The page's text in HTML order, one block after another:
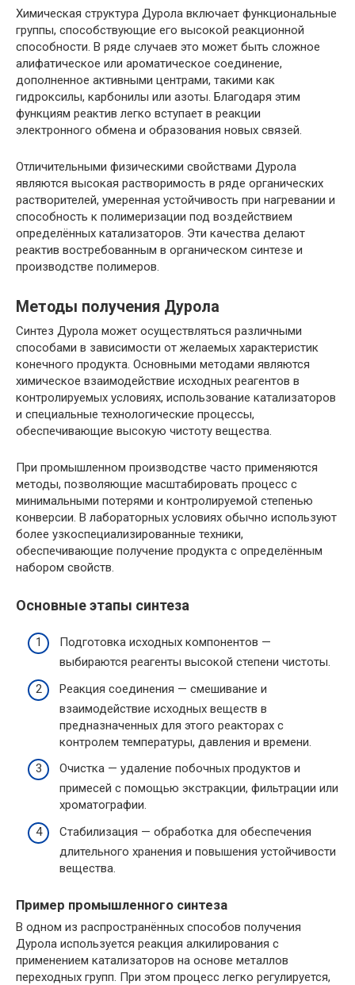
Химическая структура Дурола включает функциональные
группы, способствующие его высокой реакционной
способности. В ряде случаев это может быть сложное
алифатическое или ароматическое соединение,
дополненное активными центрами, такими как
гидроксилы, карбонилы или азоты. Благодаря этим
функциям реактив легко вступает в реакции
электронного обмена и образования новых связей.
Отличительными физическими свойствами Дурола
являются высокая растворимость в ряде органических
растворителей, умеренная устойчивость при нагревании и
способность к полимеризации под воздействием
определённых катализаторов. Эти качества делают
реактив востребованным в органическом синтезе и
производстве полимеров.
Методы получения Дурола
Синтез Дурола может осуществляться различными
способами в зависимости от желаемых характеристик
конечного продукта. Основными методами являются
химическое взаимодействие исходных реагентов в
контролируемых условиях, использование катализаторов
и специальные технологические процессы,
обеспечивающие высокую чистоту вещества.
При промышленном производстве часто применяются
методы, позволяющие масштабировать процесс с
минимальными потерями и контролируемой степенью
конверсии. В лабораторных условиях обычно используют
более узкоспециализированные техники,
обеспечивающие получение продукта с определённым
набором свойств.
Основные этапы синтеза
Подготовка исходных компонентов —
выбираются реагенты высокой степени чистоты.
Реакция соединения — смешивание и
взаимодействие исходных веществ в
предназначенных для этого реакторах с
контролем температуры, давления и времени.
Очистка — удаление побочных продуктов и
примесей с помощью экстракции, фильтрации или
хроматографии.
Стабилизация — обработка для обеспечения
длительного хранения и повышения устойчивости
вещества.
Пример промышленного синтеза
В одном из распространённых способов получения
Дурола используется реакция алкилирования с
применением катализаторов на основе металлов
переходных групп. При этом процесс легко регулируется,